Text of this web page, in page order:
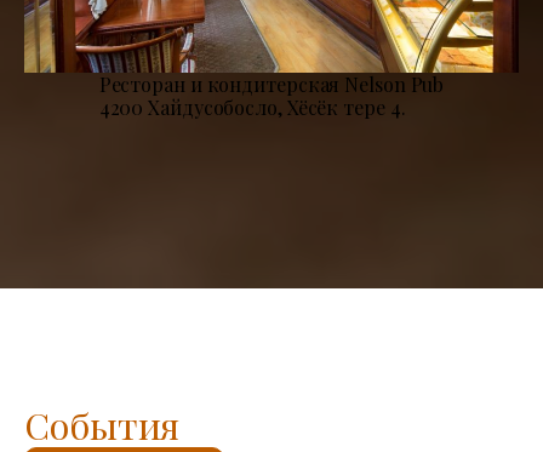
Ресторан и кондитерская Nelson Pub
4200 Хайдусобосло, Хёсёк тере 4.
События